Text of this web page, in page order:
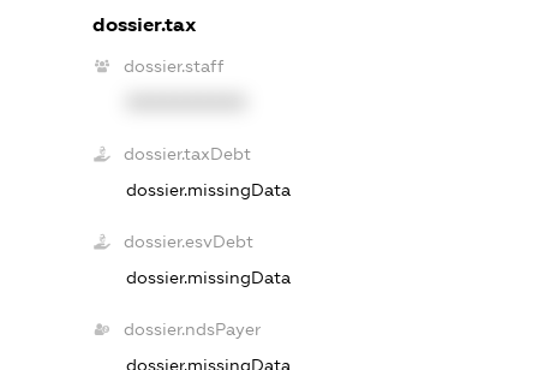
dossier.tax
dossier.staff
dossier.taxDebt
dossier.missingData
dossier.esvDebt
dossier.missingData
dossier.ndsPayer
dossier.missingData